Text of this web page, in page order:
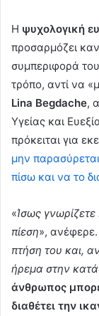
Η ψυχολογική
προσαρμόζει
συμπεριφορά
τρόπο, αντί να
Lina Begdache,
Υγείας και
πρόκειται για
μην
πίσω και να το
«Ίσως
πίεση», ανέφερε.
πτήση του και,
ήρεμα στην
άνθρωπος
διαθέτει την